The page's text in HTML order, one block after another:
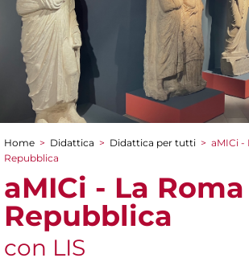
Tu sei qui
Home > Didattica > Didattica per tutti > aMICi -
Repubblica
aMICi - La
Repubblica
con LIS